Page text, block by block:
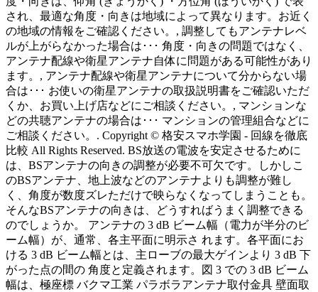
され、最適な角度・向きは地域によって異なります。お近く
の地域の情報をご確認ください。, 調整してもアンテナレベ
ルが上がらなかった場合は･･･ 角度・向きの問題ではなく、
アンテナ配線や衛星アンテナ自体に問題がある可能性があり
ます。, アンテナ配線や衛星アンテナについて分からない場
合は･･･ お使いの衛星アンテナの取扱説明書をご確認いただ
くか、お買い上げ店などにご相談ください。, マンションな
どの共聴アンテナの場合は･･･ マンションの管理組合などに
ご相談ください。. Copyright © 格安スマホ学園 - 回線を徹底
比較 All Rights Reserved. BS放送の電波を安定させるために
は、BSアンテナの向きの調整が必要不可欠です。しかしこ
のBSアンテナ、地上波などのアンテナよりも調整が難し
く、角度が数度ズレただけで映らなくなってしまうことも。
そんなBSアンテナの向きは、どうすればうまく調整できる
のでしょうか。 アンテナの 3 dB ビーム幅（電力が半分のビ
ーム幅）が、通常、各主平面に明示さ れます。各平面にお
ける 3 dB ビーム幅とは、主ローブの最大ゲインより 3 dB 下
がった点の間の 角度と定義されます。図 3 での 3 dB ビーム
幅は、極座標 バクマ工業 パラボラアンテナ取付金具 壁面取